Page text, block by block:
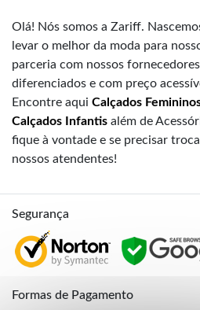
Olá! Nós somos a Zariff.
levar o melhor da moda para
parceria com nossos
diferenciados e com preço
Encontre aqui Calçados
Calçados Infantis além de
fique à vontade e se precisar
nossos atendentes!
Segurança
Formas de Pagamento